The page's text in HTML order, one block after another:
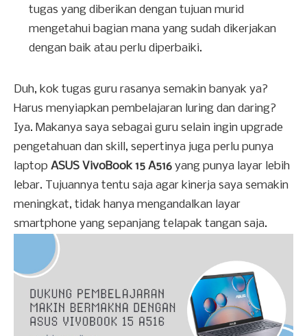
tugas yang diberikan dengan tujuan murid
mengetahui bagian mana yang sudah dikerjakan
dengan baik atau perlu diperbaiki.
Duh, kok tugas guru rasanya semakin banyak ya?
Harus menyiapkan pembelajaran luring dan daring?
Iya. Makanya saya sebagai guru selain ingin upgrade
pengetahuan dan skill, sepertinya juga perlu punya
laptop ASUS VivoBook 15 A516 yang punya layar lebih
lebar. Tujuannya tentu saja agar kinerja saya semakin
meningkat, tidak hanya mengandalkan layar
smartphone yang sepanjang telapak tangan saja.